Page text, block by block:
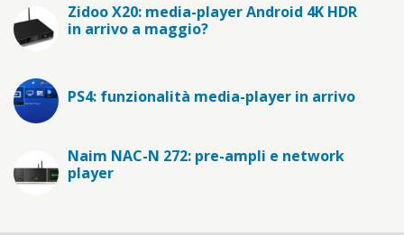
Zidoo X20: media-player Android 4K HDR
in arrivo a maggio?
PS4: funzionalità media-player in arrivo
Naim NAC-N 272: pre-ampli e network
player